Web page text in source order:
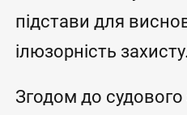
підстави для
ілюзорність захисту.
Згодом до судового